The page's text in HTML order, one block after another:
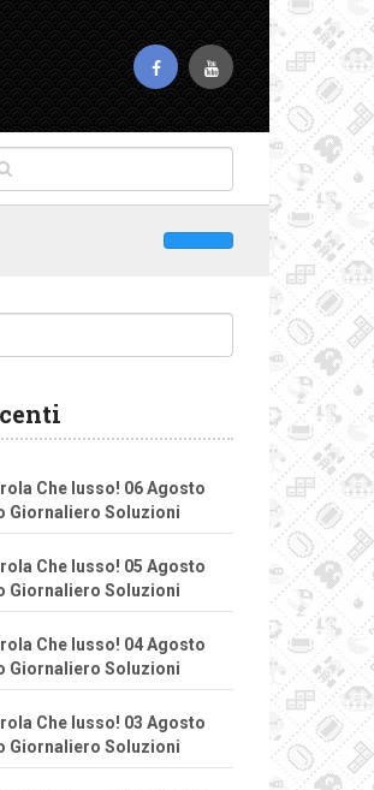
Che lusso! 06 Agosto
Giornaliero Soluzioni
Che lusso! 05 Agosto
Giornaliero Soluzioni
Che lusso! 04 Agosto
Giornaliero Soluzioni
Che lusso! 03 Agosto
Giornaliero Soluzioni